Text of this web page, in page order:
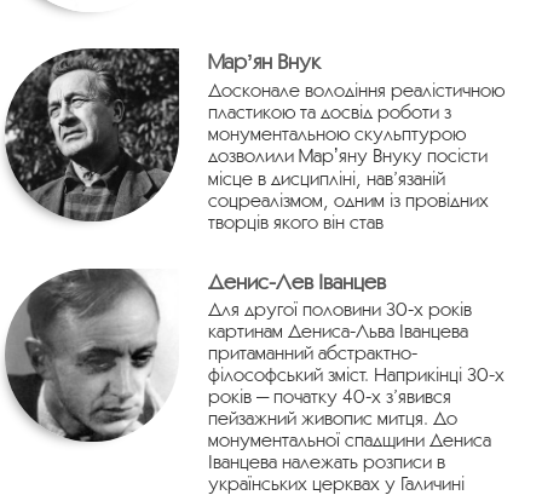
Марʼян Внук
Досконале володіння реалістичною
пластикою та досвід роботи з
монументальною скульптурою
дозволили Марʼяну Внуку посісти
місце в дисципліні, нав’язаній
соцреалізмом, одним із провідних
творців якого він став
Денис-Лев Іванцев
Для другої половини 30-х років
картинам Дениса-Льва Іванцева
притаманний абстрактно-
філософський зміст. Наприкінці 30-х
років — початку 40-х з’явився
пейзажний живопис митця. До
монументальної спадщини Дениса
Іванцева належать розписи в
українських церквах у Галичині